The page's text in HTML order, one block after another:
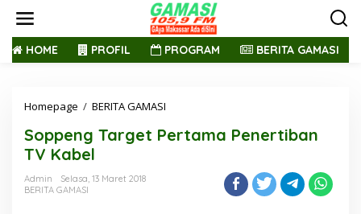
HOME PROFIL PROGRAM BERITA GAMASI
Homepage / BERITA GAMASI
p
Soppeng Target Pertama Penertiban
TV Kabel
Admin
Selasa, 13 Maret 2018
BERITA GAMASI